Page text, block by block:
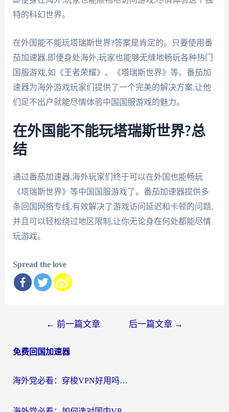
特的科幻世界。
在外国能不能玩塔瑞斯世界?答案是肯定的。只要使用番
茄加速器,即便身处海外,玩家也能够无缝地畅玩各种热门
国服游戏,如《王者荣耀》、《塔瑞斯世界》等。番茄加
速器为海外游戏玩家们提供了一个完美的解决方案,让他
们足不出户就能尽情体验中国国服游戏的魅力。
在外国能不能玩塔瑞斯世界?总
结
通过番茄加速器,海外玩家们终于可以在外国也能畅玩
《塔瑞斯世界》等中国国服游戏了。番茄加速器提供多
条回国网络专线,有效解决了游戏访问延迟和卡顿的问题,
并且可以轻松绕过地区限制,让你无论身在何处都能尽情
玩游戏。
Spread the love
导
← 前一篇文章 后一篇文章 →
免费回国加速器
海外党必看：穿梭VPN好用吗？和云帆VPN对比哪个回国效果更好？附真实测评+避坑指南